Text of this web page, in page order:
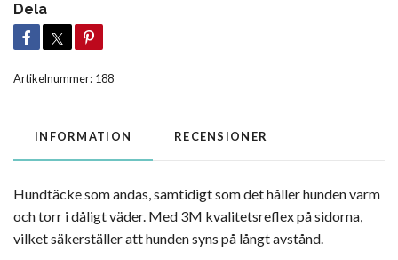
Dela
Artikelnummer: 188
INFORMATION RECENSIONER
Hundtäcke som andas, samtidigt som det håller hunden varm
och torr i dåligt väder. Med 3M kvalitetsreflex på sidorna,
vilket säkerställer att hunden syns på långt avstånd.